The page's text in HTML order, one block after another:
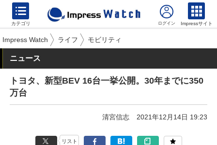
カテゴリ Impressサイト
Impress Watch ライフ モビリティ
ニュース
トヨタ、新型BEV 16台一挙公開。30年までに350
万台
清宮信志 2021年12月14日 19:23
リスト